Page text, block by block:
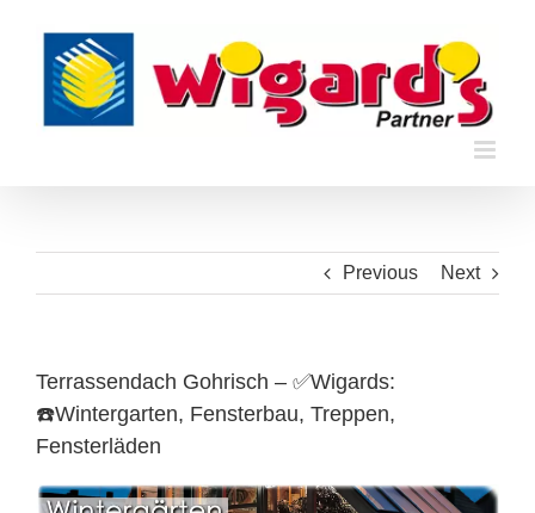
content
Previous Next
Terrassendach Gohrisch – ✅Wigards:
☎️Wintergarten, Fensterbau, Treppen,
Fensterläden